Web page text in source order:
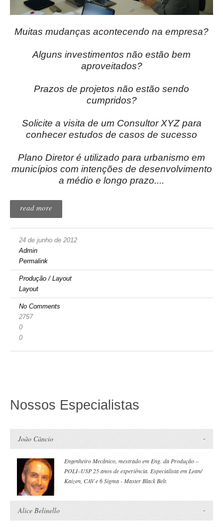
Muitas mudanças acontecendo na empresa?
Alguns investimentos não estão bem
aproveitados?
Prazos de projetos não estão sendo
cumpridos?
Solicite a visita de um Consultor XYZ para
conhecer estudos de casos de sucesso
Plano Diretor é utilizado para urbanismo em
municípios com intenções de desenvolvimento
a médio e longo prazo....
read more
24 de junho de 2012
Admin
Permalink
Produção / Layout
Layout
No Comments
2757
0
0
Nossos Especialistas
João Câncio
Engenheiro Mecânico, mestrado em Eng. da Produção –
POLI–USP 25 anos de experiência. Especialista em Lean/
Kaizen, CAV e 6 Sigma - Master Black Belt.
Alice Belinello